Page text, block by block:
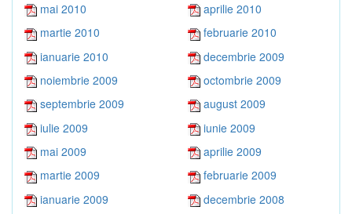
mai 2010
aprilie 2010
martie 2010
februarie 2010
ianuarie 2010
decembrie 2009
noiembrie 2009
octombrie 2009
septembrie 2009
august 2009
iulie 2009
iunie 2009
mai 2009
aprilie 2009
martie 2009
februarie 2009
ianuarie 2009
decembrie 2008